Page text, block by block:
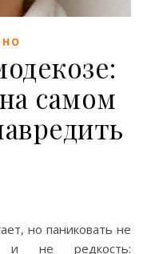
самом
и не редкость: